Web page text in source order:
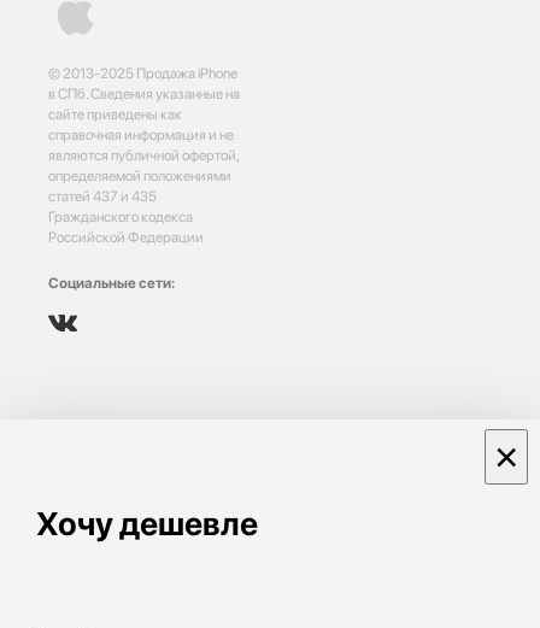
© 2013-2025 Продажа iPhone
в СПб. Сведения указанные на
сайте приведены как
справочная информация и не
являются публичной офертой,
определяемой положениями
статей 437 и 435
Гражданского кодекса
Российской Федерации
Социальные сети:
Хочу дешевле
×